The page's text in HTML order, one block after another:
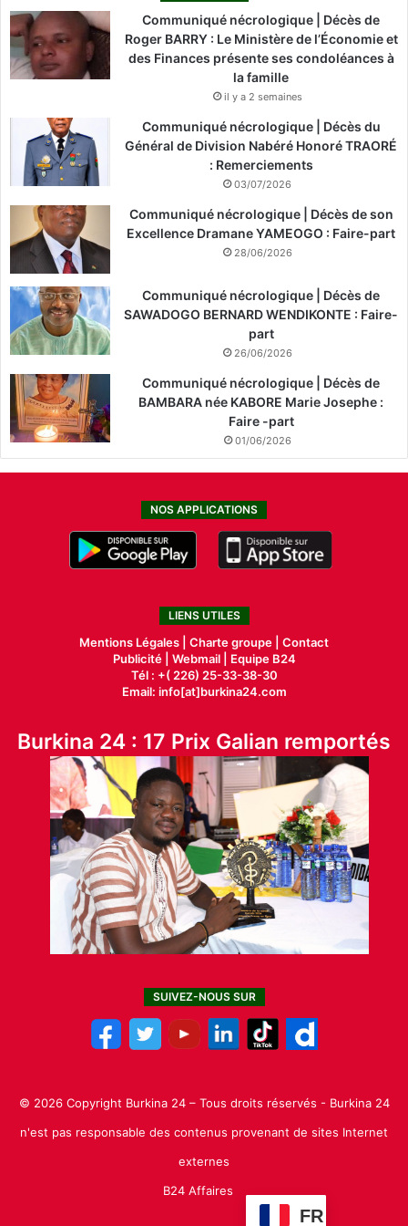
Communiqué nécrologique | Décès de
Roger BARRY : Le Ministère de l’Économie et
des Finances présente ses condoléances à
la famille
il y a 2 semaines
Communiqué nécrologique | Décès du
Général de Division Nabéré Honoré TRAORÉ
: Remerciements
03/07/2026
Communiqué nécrologique | Décès de son
Excellence Dramane YAMEOGO : Faire-part
28/06/2026
Communiqué nécrologique | Décès de
SAWADOGO BERNARD WENDIKONTE : Faire-
part
26/06/2026
Communiqué nécrologique | Décès de
BAMBARA née KABORE Marie Josephe :
Faire -part
01/06/2026
NOS APPLICATIONS
LIENS UTILES
Mentions Légales | Charte groupe | Contact
Publicité| Webmail |
Equipe B24
Tél : +( 226) 25-33-38-30
Email: info[at]burkina24.com
Burkina 24 : 17 Prix Galian remportés
SUIVEZ-NOUS SUR
© 2026 Copyright Burkina 24 – Tous droits réservés - Burkina 24
n'est pas responsable des contenus provenant de sites Internet
externes
B24 Affaires
FR